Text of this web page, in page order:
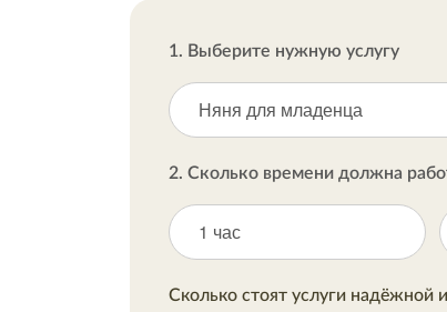
1. Выберите нужную услугу
Няня для младенца
2. Сколько времени должна
1 час
Сколько стоят услуги надёжной